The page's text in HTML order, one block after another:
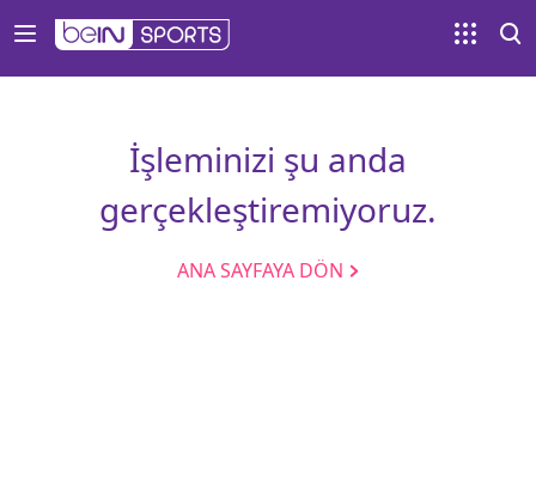
İşleminizi şu anda
gerçekleştiremiyoruz.
ANA SAYFAYA DÖN